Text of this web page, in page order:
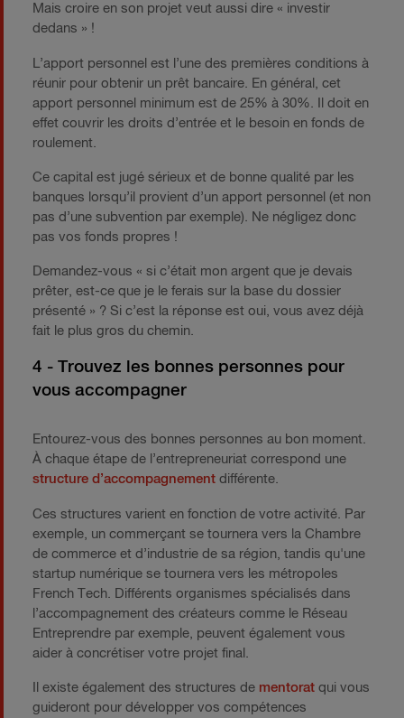
Mais croire en son projet veut aussi dire « investir
dedans » !
L’apport personnel est l’une des premières conditions à
réunir pour obtenir un prêt bancaire. En général, cet
apport personnel minimum est de 25% à 30%. Il doit en
effet couvrir les droits d’entrée et le besoin en fonds de
roulement.
Ce capital est jugé sérieux et de bonne qualité par les
banques lorsqu’il provient d’un apport personnel (et non
pas d’une subvention par exemple). Ne négligez donc
pas vos fonds propres !
Demandez-vous « si c’était mon argent que je devais
prêter, est-ce que je le ferais sur la base du dossier
présenté » ? Si c’est la réponse est oui, vous avez déjà
fait le plus gros du chemin.
4 - Trouvez les bonnes personnes pour
vous accompagner
Entourez-vous des bonnes personnes au bon moment.
À chaque étape de l’entrepreneuriat correspond une
structure d’accompagnement différente.
Ces structures varient en fonction de votre activité. Par
exemple, un commerçant se tournera vers la Chambre
de commerce et d’industrie de sa région, tandis qu'une
startup numérique se tournera vers les métropoles
French Tech. Différents organismes spécialisés dans
l’accompagnement des créateurs comme le Réseau
Entreprendre par exemple, peuvent également vous
aider à concrétiser votre projet final.
Il existe également des structures de mentorat qui vous
guideront pour développer vos compétences